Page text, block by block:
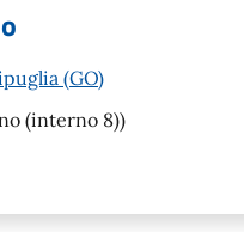
(GO)
(interno 8))